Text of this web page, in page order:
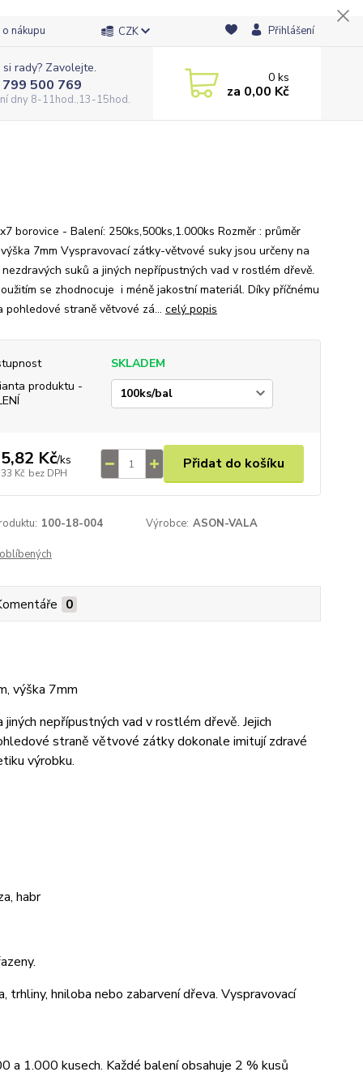
nákupu CZK Přihlášení
rady? Zavolejte.
500 769
dny 8-11hod.,13-15hod.
0ks
za 0,00 Kč
borovice - Balení: 250ks,500ks,1.000ks Rozměr : průměr
7mm Vyspravovací zátky-větvové suky jsou určeny na
suků a jiných nepřípustných vad v rostlém dřevě.
se zhodnocuje i méně jakostní materiál. Díky příčnému
pohledové straně větvové zá... celý popis
SKLADEM
produktu -
Kč/ks
Kč bez DPH
Přidat do košíku
100-18-004 Výrobce: ASON-VALA
0
výška 7mm
nepřípustných vad v rostlém dřevě. Jejich
straně větvové zátky dokonale imitují zdravé
výrobku.
habr
hniloba nebo zabarvení dřeva. Vyspravovací
a 1.000 kusech. Každé balení obsahuje 2 % kusů